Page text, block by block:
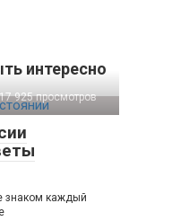
интересно
925 просмотров
знаком каждый